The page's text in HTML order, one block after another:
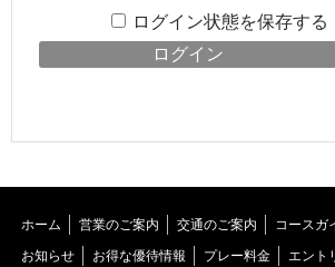
ログイン状態を保存する
ホーム 営業のご案内 交通のご案内 コースガ
お知らせ お得な優待情報 プレー料金 エント